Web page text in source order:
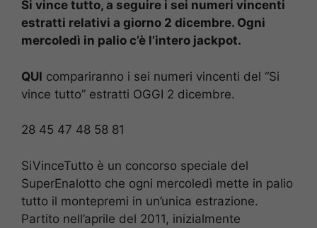
Si vince tutto, a seguire i sei numeri vincenti
estratti relativi a giorno 2 dicembre. Ogni
mercoledì in palio c’è l’intero jackpot.
QUI compariranno i sei numeri vincenti del “Si
vince tutto” estratti OGGI 2 dicembre.
28 45 47 48 58 81
SiVinceTutto è un concorso speciale del
SuperEnalotto che ogni mercoledì mette in palio
tutto il montepremi in un’unica estrazione.
Partito nell’aprile del 2011, inizialmente